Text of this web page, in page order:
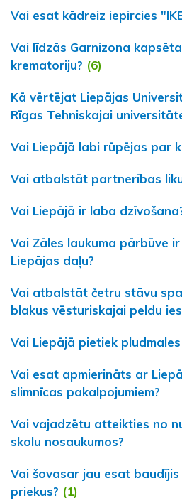
Vai esat kādreiz iepircies
Vai līdzās Garnizona
krematoriju? (6)
Kā vērtējat Liepājas
Rīgas Tehniskajai
Vai Liepājā labi rūpējas par
Vai atbalstāt partnerības
Vai Liepājā ir laba
Vai Zāles laukuma pārbūve
Liepājas daļu?
Vai atbalstāt četru stāvu
blakus vēsturiskajai peldu
Vai Liepājā pietiek
Vai esat apmierināts ar
slimnīcas pakalpojumiem?
Vai vajadzētu atteikties no
skolu nosaukumos?
Vai šovasar jau esat
priekus? (1)